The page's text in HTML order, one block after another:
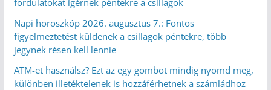
Napi horoszkóp 2026. augusztus 7.: Fontos
figyelmeztetést küldenek a csillagok péntekre, több
jegynek résen kell lennie
ATM-et használsz? Ezt az egy gombot mindig nyomd meg,
különben illetéktelenek is hozzáférhetnek a számládhoz